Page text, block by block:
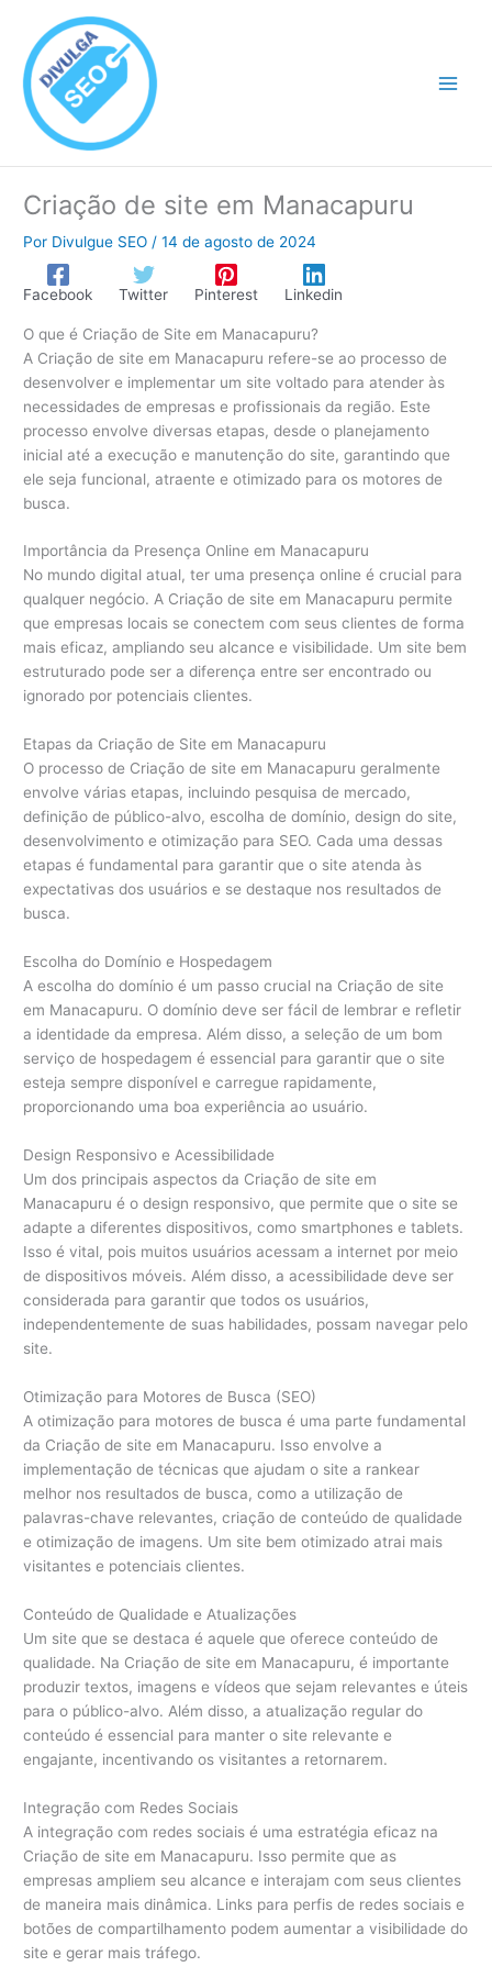
conteúdo
Criação de site em Manacapuru
Por Divulgue SEO /14 de agosto de 2024
Facebook Twitter Pinterest Linkedin
O que é Criação de Site em Manacapuru?
A Criação de site em Manacapuru refere-se ao processo de
desenvolver e implementar um site voltado para atender às
necessidades de empresas e profissionais da região. Este
processo envolve diversas etapas, desde o planejamento
inicial até a execução e manutenção do site, garantindo que
ele seja funcional, atraente e otimizado para os motores de
busca.
Importância da Presença Online em Manacapuru
No mundo digital atual, ter uma presença online é crucial para
qualquer negócio. A Criação de site em Manacapuru permite
que empresas locais se conectem com seus clientes de forma
mais eficaz, ampliando seu alcance e visibilidade. Um site bem
estruturado pode ser a diferença entre ser encontrado ou
ignorado por potenciais clientes.
Etapas da Criação de Site em Manacapuru
O processo de Criação de site em Manacapuru geralmente
envolve várias etapas, incluindo pesquisa de mercado,
definição de público-alvo, escolha de domínio, design do site,
desenvolvimento e otimização para SEO. Cada uma dessas
etapas é fundamental para garantir que o site atenda às
expectativas dos usuários e se destaque nos resultados de
busca.
Escolha do Domínio e Hospedagem
A escolha do domínio é um passo crucial na Criação de site
em Manacapuru. O domínio deve ser fácil de lembrar e refletir
a identidade da empresa. Além disso, a seleção de um bom
serviço de hospedagem é essencial para garantir que o site
esteja sempre disponível e carregue rapidamente,
proporcionando uma boa experiência ao usuário.
Design Responsivo e Acessibilidade
Um dos principais aspectos da Criação de site em
Manacapuru é o design responsivo, que permite que o site se
adapte a diferentes dispositivos, como smartphones e tablets.
Isso é vital, pois muitos usuários acessam a internet por meio
de dispositivos móveis. Além disso, a acessibilidade deve ser
considerada para garantir que todos os usuários,
independentemente de suas habilidades, possam navegar pelo
site.
Otimização para Motores de Busca (SEO)
A otimização para motores de busca é uma parte fundamental
da Criação de site em Manacapuru. Isso envolve a
implementação de técnicas que ajudam o site a rankear
melhor nos resultados de busca, como a utilização de
palavras-chave relevantes, criação de conteúdo de qualidade
e otimização de imagens. Um site bem otimizado atrai mais
visitantes e potenciais clientes.
Conteúdo de Qualidade e Atualizações
Um site que se destaca é aquele que oferece conteúdo de
qualidade. Na Criação de site em Manacapuru, é importante
produzir textos, imagens e vídeos que sejam relevantes e úteis
para o público-alvo. Além disso, a atualização regular do
conteúdo é essencial para manter o site relevante e
engajante, incentivando os visitantes a retornarem.
Integração com Redes Sociais
A integração com redes sociais é uma estratégia eficaz na
Criação de site em Manacapuru. Isso permite que as
empresas ampliem seu alcance e interajam com seus clientes
de maneira mais dinâmica. Links para perfis de redes sociais e
botões de compartilhamento podem aumentar a visibilidade do
site e gerar mais tráfego.